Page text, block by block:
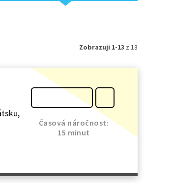
Zobrazuji 1-13 z 13
Časová náročnost:
15 minut